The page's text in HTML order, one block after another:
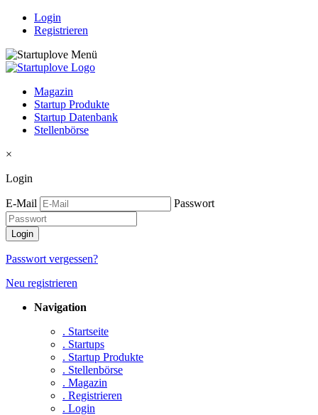
Login
Registrieren
Magazin
Startup Produkte
Startup Datenbank
Stellenbörse
×
Login
E-Mail Passwort
Passwort vergessen?
Neu registrieren
Navigation
. Startseite
. Startups
. Startup Produkte
. Stellenbörse
. Magazin
. Registrieren
. Login